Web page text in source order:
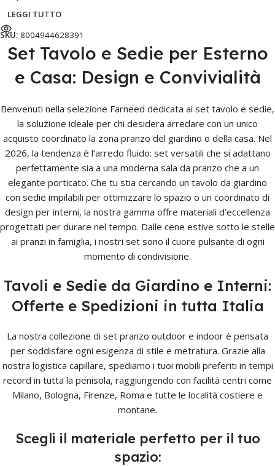
LEGGI TUTTO
SKU: 8004944628391
Set Tavolo e Sedie per Esterno
e Casa: Design e Convivialità
Benvenuti nella selezione Farneed dedicata ai set tavolo e sedie,
la soluzione ideale per chi desidera arredare con un unico
acquisto coordinato la zona pranzo del giardino o della casa. Nel
2026, la tendenza è l’arredo fluido: set versatili che si adattano
perfettamente sia a una moderna sala da pranzo che a un
elegante porticato. Che tu stia cercando un tavolo da giardino
con sedie impilabili per ottimizzare lo spazio o un coordinato di
design per interni, la nostra gamma offre materiali d’eccellenza
progettati per durare nel tempo. Dalle cene estive sotto le stelle
ai pranzi in famiglia, i nostri set sono il cuore pulsante di ogni
momento di condivisione.
Tavoli e Sedie da Giardino e Interni:
Offerte e Spedizioni in tutta Italia
La nostra collezione di set pranzo outdoor e indoor è pensata
per soddisfare ogni esigenza di stile e metratura. Grazie alla
nostra logistica capillare, spediamo i tuoi mobili preferiti in tempi
record in tutta la penisola, raggiungendo con facilità centri come
Milano, Bologna, Firenze, Roma e tutte le località costiere e
montane.
Scegli il materiale perfetto per il tuo
spazio: